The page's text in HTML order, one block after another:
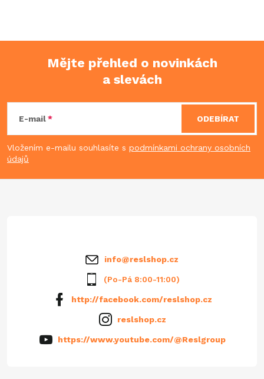
i
p
a
Mějte přehled o novinkách
a slevách
E-mail
Vložením e-mailu souhlasíte s podmínkami ochrany osobních
údajů
ODEBÍRAT
info@reslshop.cz
(Po-Pá 8:00-11:00)
http://facebook.com/reslshop.cz
reslshop.cz
https://www.youtube.com/@Reslgroup